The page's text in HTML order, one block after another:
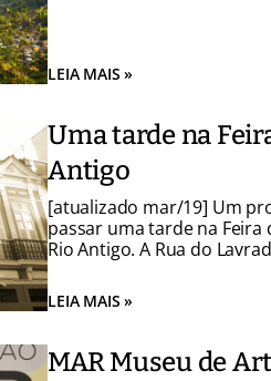
LEIA MAIS »
Uma tarde na
Antigo
[atualizado mar/19] Um
passar uma tarde na Feira
Rio Antigo. A Rua do
Antigo do Rio. Seus
passado […]
LEIA MAIS »
MAR Museu de